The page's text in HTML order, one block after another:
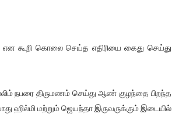
என கூறி கொலை செய்த எதிரியை கைது செய்து
நபரை திருமணம் செய்து ஆண் குழந்தை பிறந்த
ஹில்மி மற்றும் ஜெயந்தா இருவருக்கும் இடையில்